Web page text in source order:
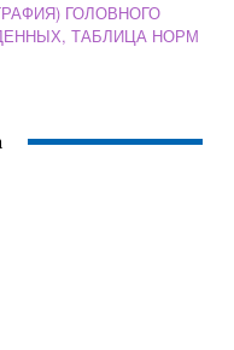
ГОЛОВНОГО
ТАБЛИЦА НОРМ